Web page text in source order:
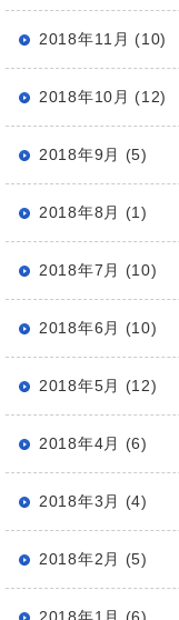
2018年11月 (10)
2018年10月 (12)
2018年9月 (5)
2018年8月 (1)
2018年7月 (10)
2018年6月 (10)
2018年5月 (12)
2018年4月 (6)
2018年3月 (4)
2018年2月 (5)